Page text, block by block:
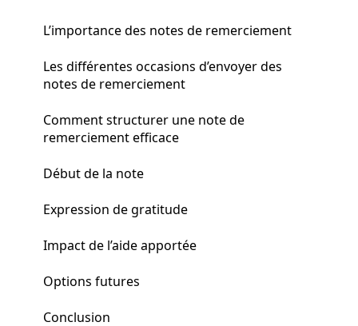
L’importance des notes de remerciement
Les différentes occasions d’envoyer des
notes de remerciement
Comment structurer une note de
remerciement efficace
Début de la note
Expression de gratitude
Impact de l’aide apportée
Options futures
Conclusion